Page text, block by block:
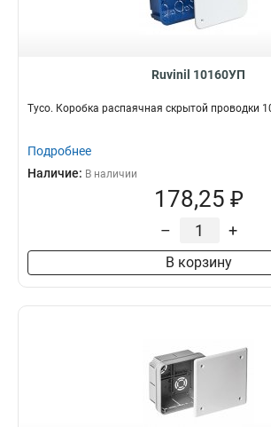
Ruvinil 10160УП
Тусо. Коробка распаячная скрытой проводки
Подробнее
Наличие: В наличии
178,25 ₽
– +
В корзину